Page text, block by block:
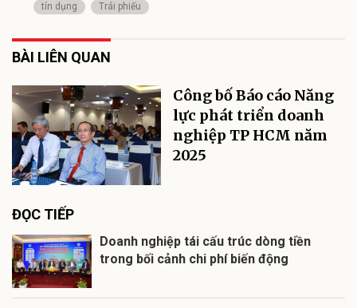
tín dụng Trái phiếu
BÀI LIÊN QUAN
Công bố Báo cáo Năng
lực phát triển doanh
nghiệp TP HCM năm
2025
ĐỌC TIẾP
Doanh nghiệp tái cấu trúc dòng tiền
trong bối cảnh chi phí biến động